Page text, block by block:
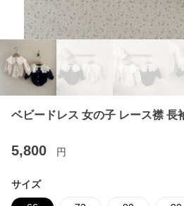
ベビードレス 女の子 レース襟 長
5,800 円
サイズ